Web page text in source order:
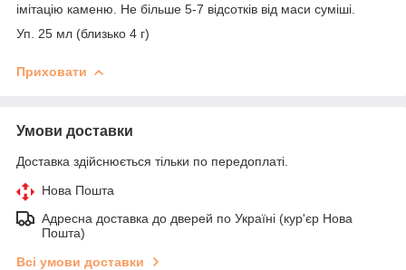
імітацію каменю. Не більше 5-7 відсотків від маси суміші.
Уп. 25 мл (близько 4 г)
Приховати
Умови доставки
Доставка здійснюється тільки по передоплаті.
Нова Пошта
Адресна доставка до дверей по Україні (кур'єр Нова
Пошта)
Всі умови доставки